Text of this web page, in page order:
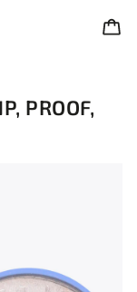
PROOF,